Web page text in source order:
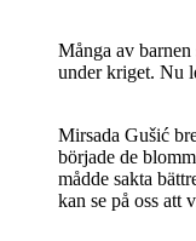
Många av
under kriget. Nu
Mirsada Gušić
började de
mådde sakta
kan se på oss att